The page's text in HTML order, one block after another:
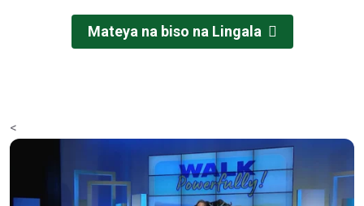
Mateya na biso na Lingala
<